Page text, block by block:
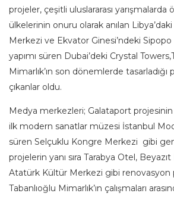
projeler, çeşitli uluslararası yarışmalarda
ülkelerinin onuru olarak anılan
Merkezi ve Ekvator Ginesi’ndeki
yapımı süren Dubai’deki Crystal
Mimarlık’ın son dönemlerde
çıkanlar oldu.
Medya merkezleri; Galataport
ilk modern sanatlar müzesi İstanbul
süren Selçuklu Kongre Merkezi gibi
projelerin yanı sıra Tarabya Otel,
Atatürk Kültür Merkezi gibi renovasyon
Tabanlıoğlu Mimarlık’ın çalışmaları